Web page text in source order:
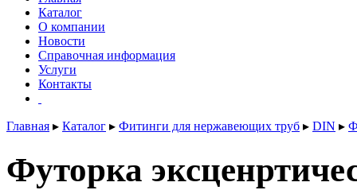
Каталог
О компании
Новости
Справочная информация
Услуги
Контакты
Главная ▸ Каталог ▸ Фитинги для нержавеющих труб ▸ DIN ▸
Футорка